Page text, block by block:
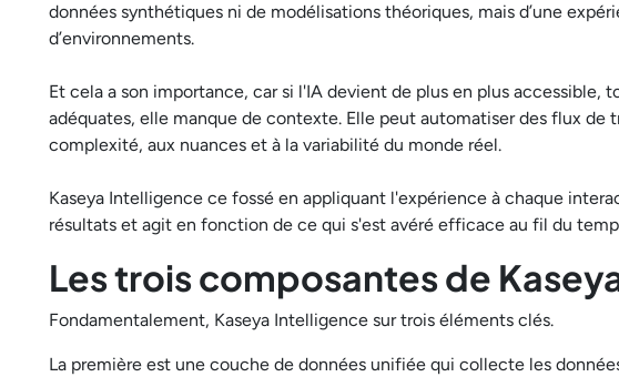
données synthétiques ni de modélisations théoriques, mais d’une
d’environnements.
Et cela a son importance, car si l'IA devient de plus en plus accessible,
adéquates, elle manque de contexte. Elle peut automatiser des flux de
complexité, aux nuances et à la variabilité du monde réel.
Kaseya Intelligence ce fossé en appliquant l'expérience à chaque
résultats et agit en fonction de ce qui s'est avéré efficace au fil du
Les trois composantes de
Fondamentalement, Kaseya Intelligence sur trois éléments clés.
La première est une couche de données unifiée qui collecte les